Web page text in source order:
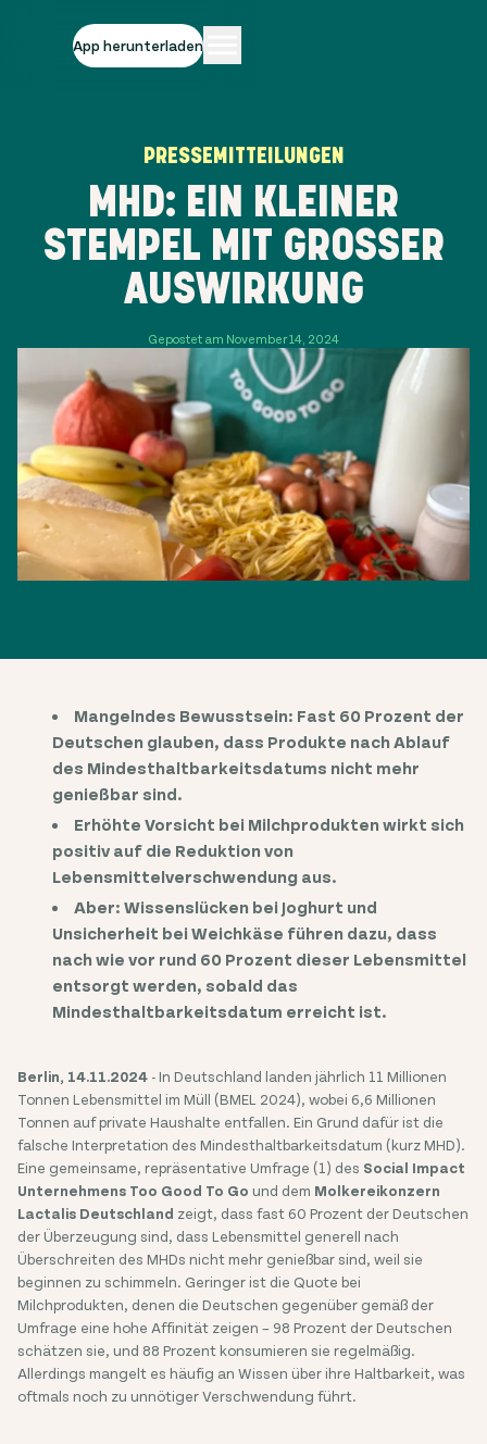
App herunterladen
PRESSEMITTEILUNGEN
MHD: EIN KLEINER
STEMPEL MIT GROSSER A
USWIRKUNG
Gepostet am November 14, 2024
Mangelndes Bewusstsein: Fast 60 Prozent der
Deutschen glauben, dass Produkte nach Ablauf
des Mindesthaltbarkeitsdatums nicht mehr
genießbar sind.
Erhöhte Vorsicht bei Milchprodukten wirkt sich
positiv auf die Reduktion von
Lebensmittelverschwendung aus.
Aber: Wissenslücken bei Joghurt und
Unsicherheit bei Weichkäse führen dazu, dass
nach wie vor rund 60 Prozent dieser Lebensmittel
entsorgt werden, sobald das
Mindesthaltbarkeitsdatum erreicht ist.
Berlin, 14.11.2024 - In Deutschland landen jährlich 11 Millionen
Tonnen Lebensmittel im Müll (BMEL 2024), wobei 6,6 Millionen
Tonnen auf private Haushalte entfallen. Ein Grund dafür ist die
falsche Interpretation des Mindesthaltbarkeitsdatum (kurz MHD).
Eine gemeinsame, repräsentative Umfrage (1) des Social Impact
Unternehmens Too Good To Go und dem Molkereikonzern
Lactalis Deutschland zeigt, dass fast 60 Prozent der Deutschen
der Überzeugung sind, dass Lebensmittel generell nach
Überschreiten des MHDs nicht mehr genießbar sind, weil sie
beginnen zu schimmeln. Geringer ist die Quote bei
Milchprodukten, denen die Deutschen gegenüber gemäß der
Umfrage eine hohe Affinität zeigen – 98 Prozent der Deutschen
schätzen sie, und 88 Prozent konsumieren sie regelmäßig.
Allerdings mangelt es häufig an Wissen über ihre Haltbarkeit, was
oftmals noch zu unnötiger Verschwendung führt.